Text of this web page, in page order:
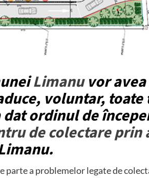
Limanuvor avea
voluntar,
ordinul de
de colectare prin
parte a problemelor legate de